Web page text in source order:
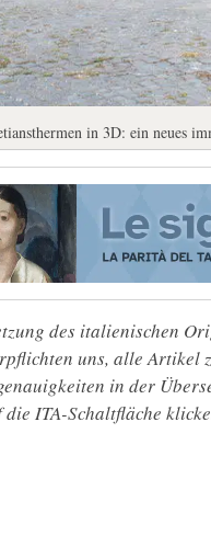
in 3D: ein neues
des italienischen
uns, alle
in der
ITA-Schaltfläche